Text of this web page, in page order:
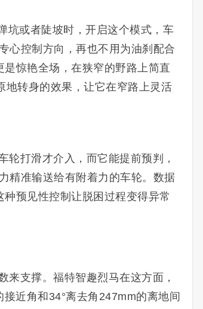
坑或者陡坡时，开启这个模式，车
心控制方向，再也不用为油刹配合
惊艳全场，在狭窄的野路上简直
地转身的效果，让它在窄路上灵活
轮打滑才介入，而它能提前预判，
精准输送给有附着力的车轮。数据
预见性控制让脱困过程变得异常
来支撑。福特智趣烈马在这方面，
近角和34°离去角247mm的离地间